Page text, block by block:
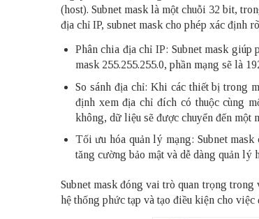
(host). Subnet mask là một chuỗi 32 bit,
địa chỉ IP, subnet mask cho phép xác định
Phân chia địa chỉ IP: Subnet mask
mask 255.255.255.0, phần mạng sẽ là
So sánh địa chỉ: Khi các thiết bị trong
định xem địa chỉ đích có thuộc cùng
không, dữ liệu sẽ được chuyển đến một
Tối ưu hóa quản lý mạng: Subnet
tăng cường bảo mật và dễ dàng quản lý
Subnet mask đóng vai trò quan trọng
hệ thống phức tạp và tạo điều kiện cho